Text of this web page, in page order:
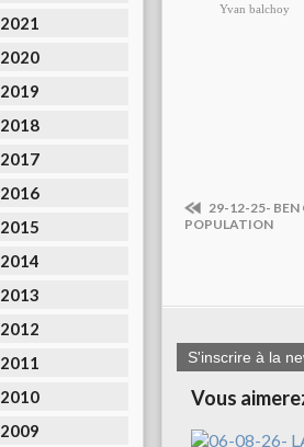
2021
2020
2019
2018
2017
2016
2015
2014
2013
2012
2011
2010
2009
Yvan balchoy
29-12-25- BEN
POPULATION
S'inscrire à la
Vous